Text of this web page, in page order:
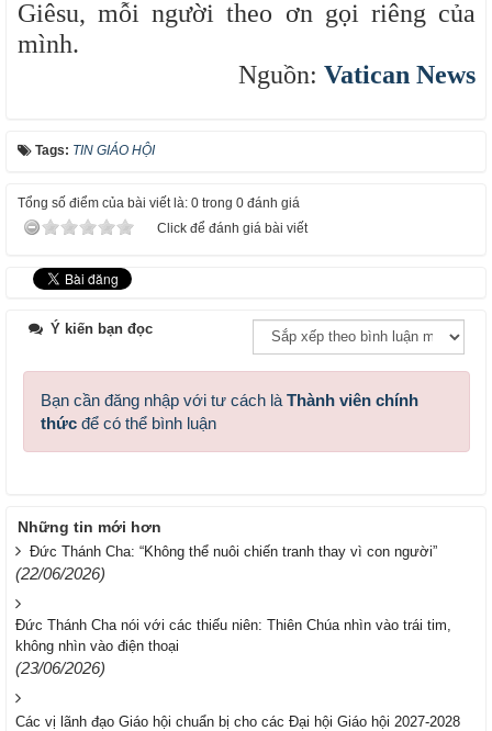
Giêsu, mỗi người theo ơn gọi riêng của
mình.
Nguồn: Vatican News
Tags: TIN GIÁO HỘI
Tổng số điểm của bài viết là: 0 trong 0 đánh giá
Click để đánh giá bài viết
Ý kiến bạn đọc
Bạn cần đăng nhập với tư cách là Thành viên chính
thức để có thể bình luận
Những tin mới hơn
Đức Thánh Cha: “Không thể nuôi chiến tranh thay vì con người”
(22/06/2026)
Đức Thánh Cha nói với các thiếu niên: Thiên Chúa nhìn vào trái tim,
không nhìn vào điện thoại
(23/06/2026)
Các vị lãnh đạo Giáo hội chuẩn bị cho các Đại hội Giáo hội 2027-2028